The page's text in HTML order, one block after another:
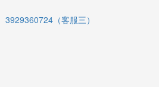
3929360724（客服三）